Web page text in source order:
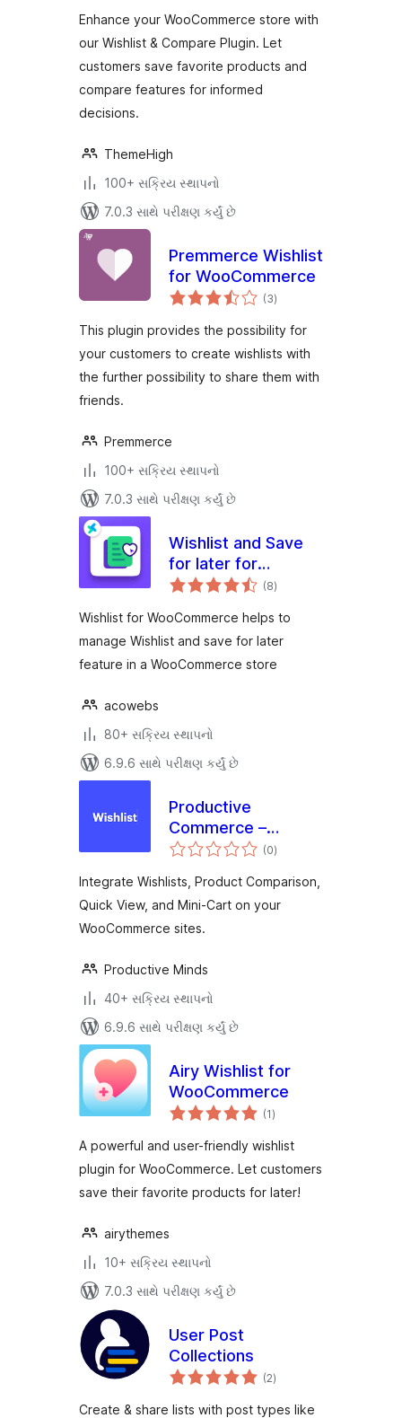
Enhance your WooCommerce store with
our Wishlist & Compare Plugin. Let
customers save favorite products and
compare features for informed
decisions.
ThemeHigh
100+ સક્રિય સ્થાપનો
7.0.3 સાથે પરીક્ષણ કર્યું છે
Premmerce Wishlist
for WooCommerce
(3કુલ
રેટિંગ્સ
)
This plugin provides the possibility for
your customers to create wishlists with
the further possibility to share them with
friends.
Premmerce
100+ સક્રિય સ્થાપનો
7.0.3 સાથે પરીક્ષણ કર્યું છે
Wishlist and Save
for later for
Woocommerce
(8કુલ
રેટિંગ્સ
)
Wishlist for WooCommerce helps to
manage Wishlist and save for later
feature in a WooCommerce store
acowebs
80+ સક્રિય સ્થાપનો
6.9.6 સાથે પરીક્ષણ કર્યું છે
Productive
Commerce –
Wishlist, Compare,
MiniCart
(0કુલ
રેટિંગ્સ
)
Integrate Wishlists, Product Comparison,
Quick View, and Mini-Cart on your
WooCommerce sites.
Productive Minds
40+ સક્રિય સ્થાપનો
6.9.6 સાથે પરીક્ષણ કર્યું છે
Airy Wishlist for
WooCommerce
(1કુલ
રેટિંગ્સ
)
A powerful and user-friendly wishlist
plugin for WooCommerce. Let customers
save their favorite products for later!
airythemes
10+ સક્રિય સ્થાપનો
7.0.3 સાથે પરીક્ષણ કર્યું છે
User Post
Collections
(2કુલ
રેટિંગ્સ
)
Create & share lists with post types like